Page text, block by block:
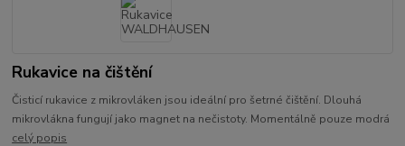
Rukavice na čištění
Čisticí rukavice z mikrovláken jsou ideální pro šetrné čištění. Dlouhá
mikrovlákna fungují jako magnet na nečistoty. Momentálně pouze modrá
celý popis